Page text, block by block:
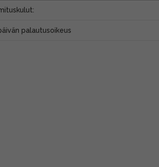
palautusoikeus